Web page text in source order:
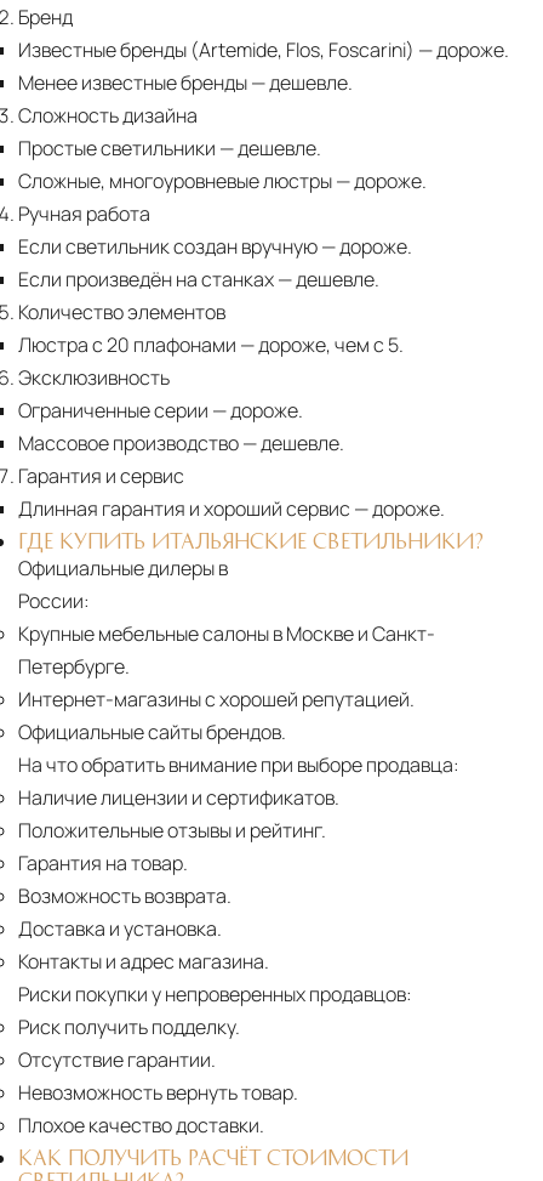
Бренд
Известные бренды (Artemide, Flos, Foscarini) — дороже.
Менее известные бренды— дешевле.
Сложность дизайна
Простые светильники — дешевле.
Сложные, многоуровневые люстры— дороже.
Ручная работа
Если светильник создан вручную— дороже.
Если произведён на станках— дешевле.
Количество элементов
Люстра с 20 плафонами — дороже, чем с 5.
Эксклюзивность
Ограниченные серии — дороже.
Массовое производство— дешевле.
Гарантия и сервис
Длинная гарантия и хороший сервис — дороже.
ГДЕ КУПИТЬ ИТАЛЬЯНСКИЕ СВЕТИЛЬНИКИ?
Официальные дилеры в
России:
Крупные мебельные салоны в Москве и Санкт-
Петербурге.
Интернет-магазины с хорошей репутацией.
Официальные сайты брендов.
На что обратить внимание при выборе продавца:
Наличие лицензии и сертификатов.
Положительные отзывы и рейтинг.
Гарантия на товар.
Возможность возврата.
Доставка и установка.
Контакты и адрес магазина.
Риски покупки у непроверенных продавцов:
Риск получить подделку.
Отсутствие гарантии.
Невозможность вернуть товар.
Плохое качество доставки.
КАК ПОЛУЧИТЬ РАСЧЁТ СТОИМОСТИ